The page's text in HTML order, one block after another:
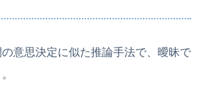
意思決定に似た推論手法で、曖昧で